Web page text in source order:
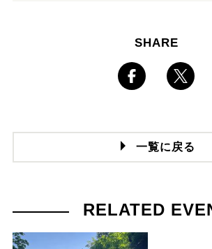
SHARE
一覧に戻る
RELATED